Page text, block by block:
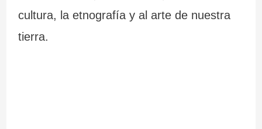
cultura, la etnografía y al arte de nuestra
tierra.